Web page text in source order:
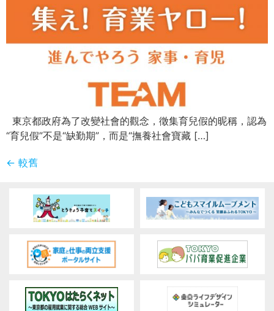
東京都政府為了改變社會的觀念，徵集育兒假的昵稱，認為
“育兒假”不是“缺勤期”，而是“撫養社會寶藏 […]
← 較舊